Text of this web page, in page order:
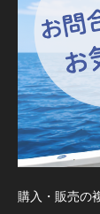
購入・販売の